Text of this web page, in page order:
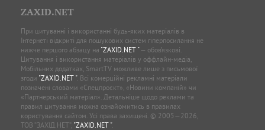
ZAXID.NET
При цитуванні і використанні будь-яких матеріалів в
Інтернеті відкриті для пошукових систем гіперпосилання не
нижче першого абзацу на "ZAXID.NET "— обов’язкові.
Цитування і використання матеріалів у оффлайн-медіа,
Мобільних додатках, SmartTV можливе лише з письмової
згоди "ZAXID.NET ". Всі комерційні рекламні матеріали
позначені словами «Спецпроєкт», «Новини компаній» чи
«Партнерський матеріал». Детальніше щодо реклами та
правил цитування можна ознайомитись в правилах
користування сайтом. Усі права захищені. © 2005—2026,
ТОВ “ЗАХІД.НЕТ”, "ZAXID.NET ".